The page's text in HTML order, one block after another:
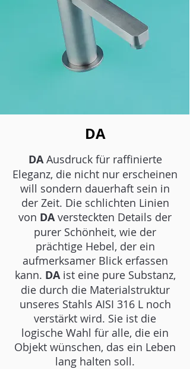
DA
DAAusdruck für raffinierte
Eleganz, die nicht nur erscheinen
will sondern dauerhaft sein in
der Zeit. Die schlichten Linien
von DAversteckten Details der
purer Schönheit, wie der
prächtige Hebel, der ein
aufmerksamer Blick erfassen
kann. DAist eine pure Substanz,
die durch die Materialstruktur
unseres Stahls AISI 316 L noch
verstärkt wird. Sie ist die
logische Wahl für alle, die ein
Objekt wünschen, das ein Leben
lang halten soll.